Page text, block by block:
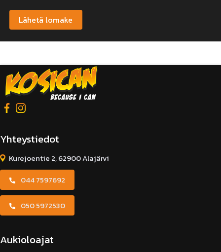
Vaihtoajoneuvon tiedot
Malli
Vuosimalli
Rekisterinumero
Mittarilukema
Lisätiedot
Yhteystiedot
Kurejoentie 2, 62900 Alajärvi
044 7597692
050 5972530
Aukioloajat